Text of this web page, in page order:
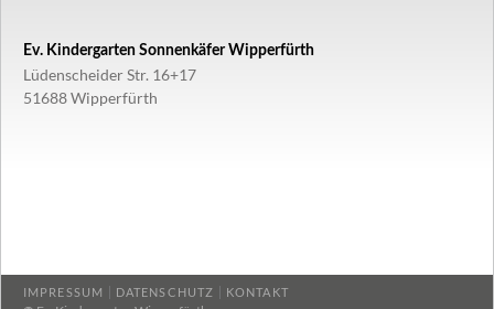
Ev. Kindergarten Sonnenkäfer Wipperfürth
Lüdenscheider Str. 16+17
51688 Wipperfürth
IMPRESSUM DATENSCHUTZ KONTAKT